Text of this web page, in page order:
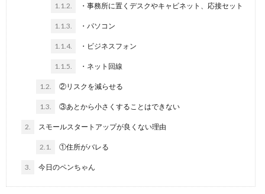
1.1.2. ・事務所に置くデスクやキャビネット、応接セット
1.1.3. ・パソコン
1.1.4. ・ビジネスフォン
1.1.5. ・ネット回線
1.2. ②リスクを減らせる
1.3. ③あとから小さくすることはできない
2. スモールスタートアップが良くない理由
2.1. ①住所がバレる
3. 今日のペンちゃん